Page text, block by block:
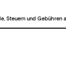
Steuern und Gebühren